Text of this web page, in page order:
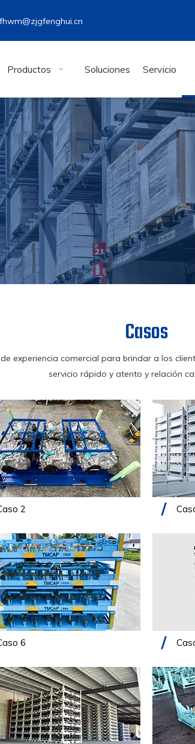
Productos Soluciones Servicio
Casos
experiencia comercial para brindar a los
servicio rápido y atento y relación
2
6